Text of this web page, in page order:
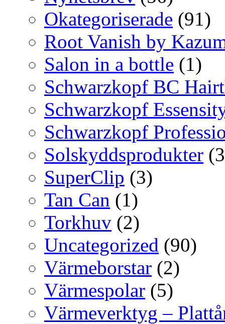
Okategoriserade (91)
Root Vanish by
Salon in a bottle (1)
Schwarzkopf BC
Schwarzkopf
Schwarzkopf
Solskyddsprodukter
SuperClip (3)
Tan Can (1)
Torkhuv (2)
Uncategorized (90)
Värmeborstar (2)
Värmespolar (5)
Värmeverktyg –